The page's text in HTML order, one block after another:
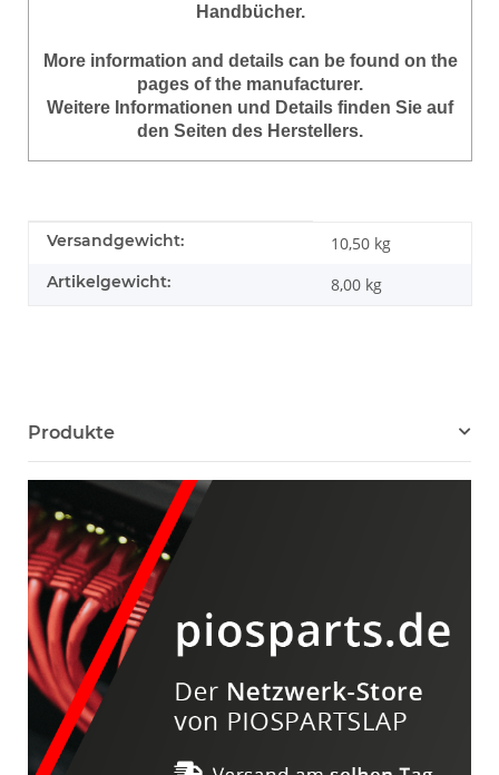
Handbücher.
More information and details can be found on the
pages of the manufacturer.
Weitere Informationen und Details finden Sie auf
den Seiten des Herstellers.
Produkteigenschaft
Wert
Versandgewicht: 10,50 kg
Artikelgewicht: 8,00 kg
Produkte